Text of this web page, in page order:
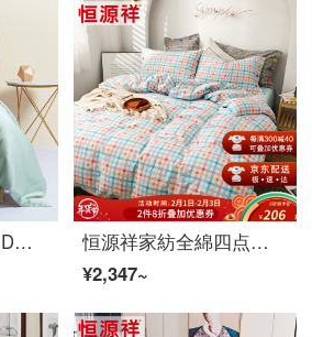
博洋家紡（BEYOND）天糸四点セット60 s純色どんす布団セットダブルシーツ180 cm
恒源祥家紡全綿四点セットシンプルで清新な風の純綿シーツ布団セットベッド用品セットアイスクリーム1.5 mベッド/布団カバー200*230 cm
¥2,347~